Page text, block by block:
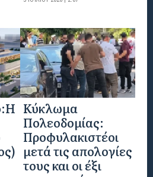
Κύκλωμα
Πολεοδομίας:
Προφυλακιστέοι
μετά τις απολογίες
τους και οι έξι